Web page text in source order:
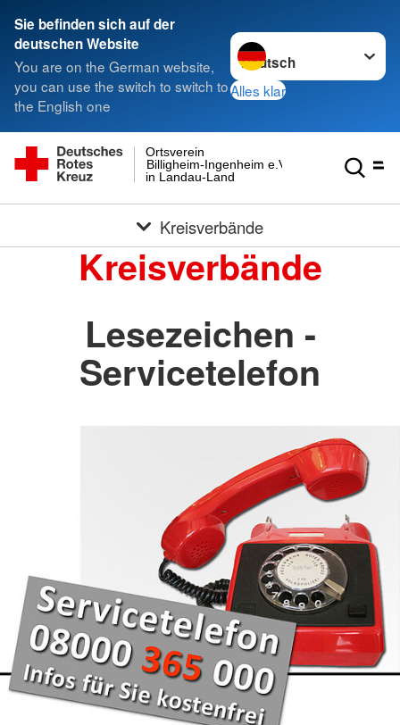
Sie befinden sich auf der
deutschen Website
You are on the German website,
you can use the switch to switch to
the English one
Sprache wechseln zu
Alles klar
in Landau-Land
Billigheim-Ingenheim e.V.
Ortsverein
Kreisverbände
Kreisverbände
Lesezeichen -
Servicetelefon